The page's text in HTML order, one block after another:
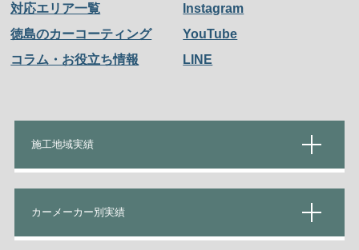
対応エリア一覧
徳島のカーコーティング
コラム・お役立ち情報
Instagram
YouTube
LINE
施工地域実績
カーメーカー別実績